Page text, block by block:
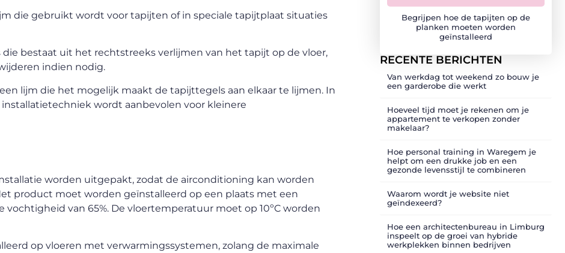
die gebruikt wordt voor tapijten of in speciale tapijtplaat situaties
bestaat uit het rechtstreeks verlijmen van het tapijt op de vloer,
indien nodig.
lijm die het mogelijk maakt de tapijttegels aan elkaar te lijmen. In
wordt aanbevolen voor kleinere
worden uitgepakt, zodat de airconditioning kan worden
product moet worden geïnstalleerd op een plaats met een
van 65%. De vloertemperatuur moet op 10ºC worden
op vloeren met verwarmingssystemen, zolang de maximale
Begrijpen hoe de tapijten op de
planken moeten worden
geïnstalleerd
RECENTE BERICHTEN
Van werkdag tot weekend zo bouw je
een garderobe die werkt
Hoeveel tijd moet je rekenen om je
appartement te verkopen zonder
makelaar?
Hoe personal training in Waregem je
helpt om een drukke job en een
gezonde levensstijl te combineren
Waarom wordt je website niet
geïndexeerd?
Hoe een architectenbureau in Limburg
inspeelt op de groei van hybride
werkplekken binnen bedrijven